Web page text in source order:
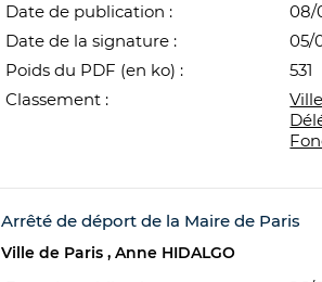
Date de publication :
08/
Date de la signature :
05/
Poids du PDF (en ko) :
531
Classement :
Arrêté de déport de la Maire de Paris
Ville de Paris Anne HIDALGO